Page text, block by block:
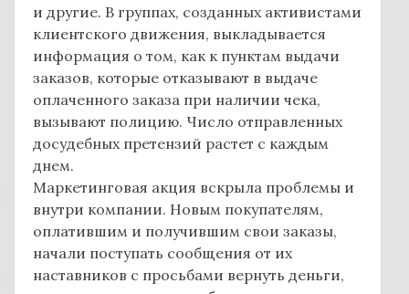
и другие. В группах, созданных активистами
клиентского движения, выкладывается
информация о том, как к пунктам выдачи
заказов, которые отказывают в выдаче
оплаченного заказа при наличии чека,
вызывают полицию. Число отправленных
досудебных претензий растет с каждым
днем.
Маркетинговая акция вскрыла проблемы и
внутри компании. Новым покупателям,
оплатившим и получившим свои заказы,
начали поступать сообщения от их
наставников с просьбами вернуть деньги,